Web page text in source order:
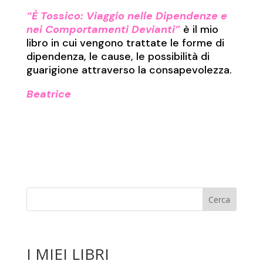
“È Tossico: Viaggio nelle Dipendenze e
nei Comportamenti Devianti”è il mio
libro in cui vengono trattate le forme di
dipendenza, le cause, le possibilità di
guarigione attraverso la consapevolezza.
Beatrice
I MIEI LIBRI